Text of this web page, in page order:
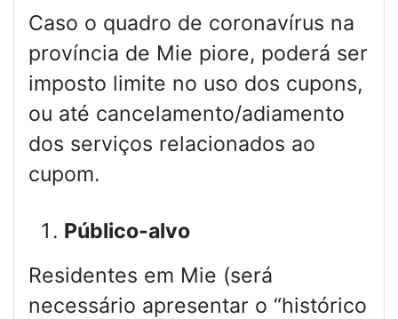
Caso o quadro de coronavírus na
província de Mie piore, poderá ser
imposto limite no uso dos cupons,
ou até cancelamento/adiamento
dos serviços relacionados ao
cupom.
Público-alvo
Residentes em Mie (será
necessário apresentar o “histórico